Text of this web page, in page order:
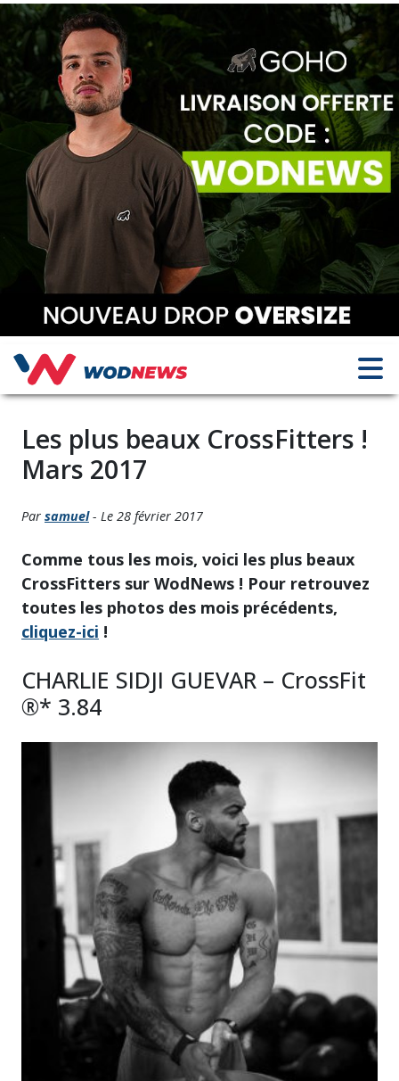
Les plus beaux CrossFitters !
Mars 2017
Par samuel- Le 28 février 2017
Comme tous les mois, voici les plus beaux
CrossFitters sur WodNews ! Pour retrouvez
toutes les photos des mois précédents,
cliquez-ici !
CHARLIE SIDJI GUEVAR – CrossFit
®* 3.84